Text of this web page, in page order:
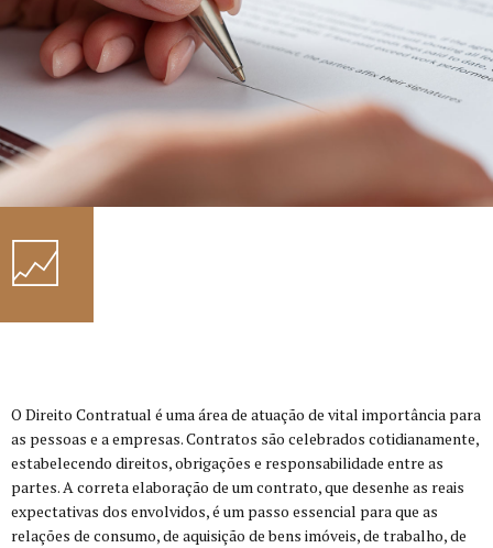
O Direito Contratual é uma área de atuação de vital importância para
as pessoas e a empresas. Contratos são celebrados cotidianamente,
estabelecendo direitos, obrigações e responsabilidade entre as
partes. A correta elaboração de um contrato, que desenhe as reais
expectativas dos envolvidos, é um passo essencial para que as
relações de consumo, de aquisição de bens imóveis, de trabalho, de